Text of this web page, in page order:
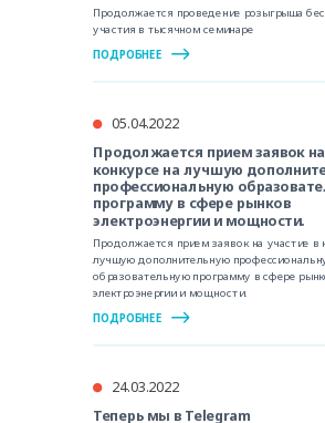
Продолжается проведение розыгрыша
участия в тысячном семинаре
ПОДРОБНЕЕ
05.04.2022
Продолжается прием заявок
конкурсе на лучшую
профессиональную
программу в сфере рынков
электроэнергии и мощности.
Продолжается прием заявок на участие в
лучшую дополнительную
образовательную программу в сфере
электроэнергии и мощности.
ПОДРОБНЕЕ
24.03.2022
Теперь мы в Telegram